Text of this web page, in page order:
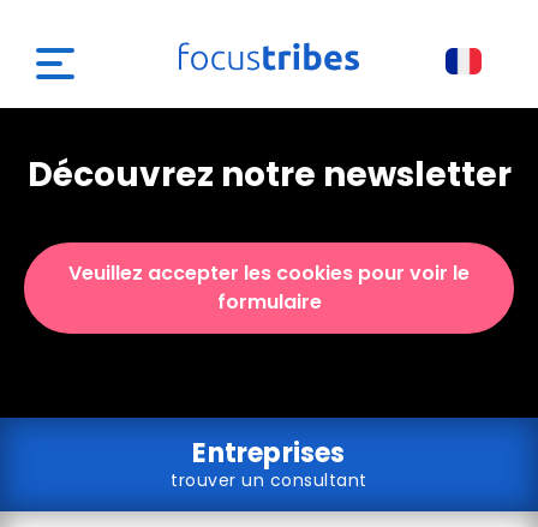
Découvrez notre newsletter
Veuillez accepter les cookies pour voir le
formulaire
Entreprises
trouver un consultant